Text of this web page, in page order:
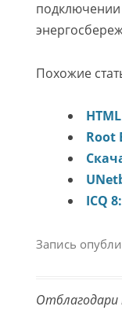
подключении
Похожие
Root
ICQ
Запись
Отблагодари